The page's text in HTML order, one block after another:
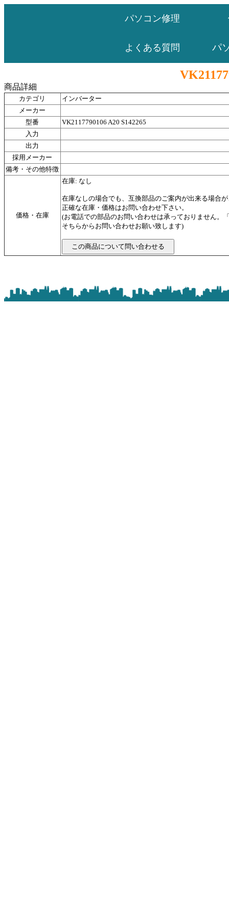
パソコン修理
よくある質問 パ
商品詳細
カテゴリ
インバーター
メーカー
型番
VK2117790106 A20 S142265
入力
出力
採用メーカー
備考・その他特徴
価格・在庫
在庫: なし
在庫なしの場合でも、互換部品のご案内が出来る場合
正確な在庫・価格はお問い合わせ下さい。
(お電話での部品のお問い合わせは承っておりません。
そちらからお問い合わせお願い致します)